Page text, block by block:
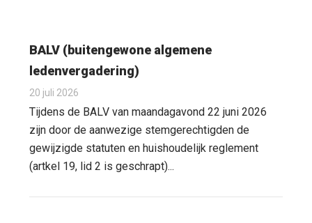
BALV (buitengewone algemene
ledenvergadering)
20 juli 2026
Tijdens de BALV van maandagavond 22 juni 2026
zijn door de aanwezige stemgerechtigden de
gewijzigde statuten en huishoudelijk reglement
(artkel 19, lid 2 is geschrapt)...